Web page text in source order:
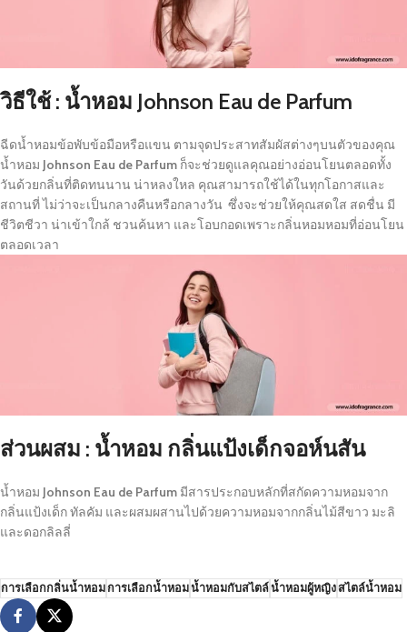
วิธีใช้ : น้ำหอม Johnson Eau de Parfum
ฉีดน้ำหอมข้อพับข้อมือหรือแขน ตามจุดประสาทสัมผัสต่างๆบนตัวของคุณ
น้ำหอม Johnson Eau de Parfum ก็จะช่วยดูแลคุณอย่างอ่อนโยนตลอดทั้ง
วันด้วยกลิ่นที่ติดทนนาน น่าหลงใหล คุณสามารถใช้ได้ในทุกโอกาสและ
สถานที่ ไม่ว่าจะเป็นกลางคืนหรือกลางวัน ซึ่งจะช่วยให้คุณสดใส สดชื่น มี
ชีวิตชีวา น่าเข้าใกล้ ชวนค้นหา และโอบกอดเพราะกลิ่นหอมหอมที่อ่อนโยน
ตลอดเวลา
ส่วนผสม : น้ำหอม กลิ่นแป้งเด็กจอห์นสัน
น้ำหอม Johnson Eau de Parfum มีสารประกอบหลักที่สกัดความหอมจาก
กลิ่นแป้งเด็ก ทัลคัม และผสมผสานไปด้วยความหอมจากกลิ่นไม้สีขาว มะลิ
และดอกลิลลี่
การเลือกกลิ่นน้ำหอมการเลือกน้ำหอมน้ำหอมกับสไตล์น้ำหอมผู้หญิงสไตล์น้ำหอม